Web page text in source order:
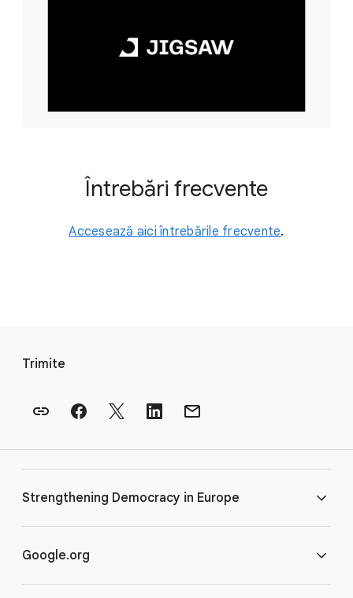
Întrebări frecvente
Accesează aici întrebările frecvente.
Trimite
Strengthening Democracy in Europe
Întrebări frecvente
Google.org